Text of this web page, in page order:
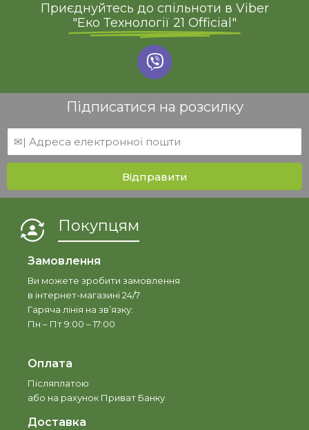
Приєднуйтесь до спільноти в Viber
"Еко Технології 21 Official"
Підписатися на розсилку
Відправити
Покупцям
Замовлення
Ви можете зробити замовлення
в інтернет-магазині 24/7
Гаряча лінія на зв’язку:
Пн – Пт 9:00 – 17:00
Оплата
Післяплатою
або на рахунок Приват Банку
Доставка